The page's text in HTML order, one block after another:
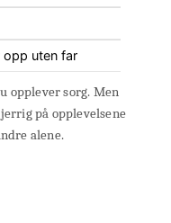
opp uten far
opplever sorg. Men
på opplevelsene
alene.